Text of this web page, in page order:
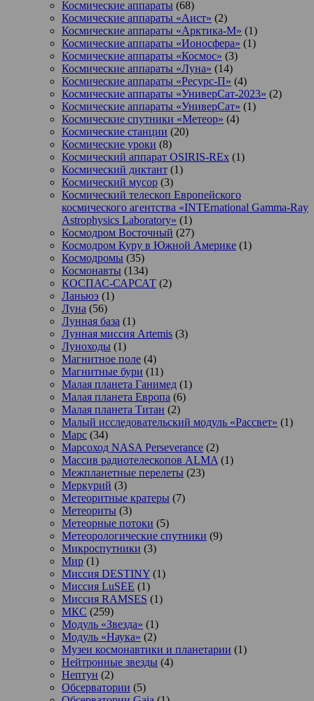
Космические аппараты (68)
Космические аппараты «Аист» (2)
Космические аппараты «Арктика-М» (1)
Космические аппараты «Ионосфера» (1)
Космические аппараты «Космос» (3)
Космические аппараты «Луна» (14)
Космические аппараты «Ресурс-П» (4)
Космические аппараты «УниверСат-2023» (2)
Космические аппараты «УниверСат» (1)
Космические спутники «Метеор» (4)
Космические станции (20)
Космические уроки (8)
Космический аппарат OSIRIS-REx (1)
Космический диктант (1)
Космический мусор (3)
Космический телескоп Европейского
космического агентства «INTErnational Gamma-Ray
Astrophysics Laboratory» (1)
Космодром Восточный (27)
Космодром Куру в Южной Америке (1)
Космодромы (35)
Космонавты (134)
КОСПАС-САРСАТ (2)
Ланьюэ (1)
Луна (56)
Лунная база (1)
Лунная миссия Artemis (3)
Луноходы (1)
Магнитное поле (4)
Магнитные бури (11)
Малая планета Ганимед (1)
Малая планета Европа (6)
Малая планета Титан (2)
Малый исследовательский модуль «Рассвет» (1)
Марс (34)
Марсоход NASA Perseverance (2)
Массив радиотелескопов ALMA (1)
Межпланетные перелеты (23)
Меркурий (3)
Метеоритные кратеры (7)
Метеориты (3)
Метеорные потоки (5)
Метеорологические спутники (9)
Микроспутники (3)
Мир (1)
Миссия DESTINY (1)
Миссия LuSEE (1)
Миссия RAMSES (1)
МКС (259)
Модуль «Звезда» (1)
Модуль «Наука» (2)
Музеи космонавтики и планетарии (1)
Нейтронные звезды (4)
Нептун (2)
Обсерватории (5)